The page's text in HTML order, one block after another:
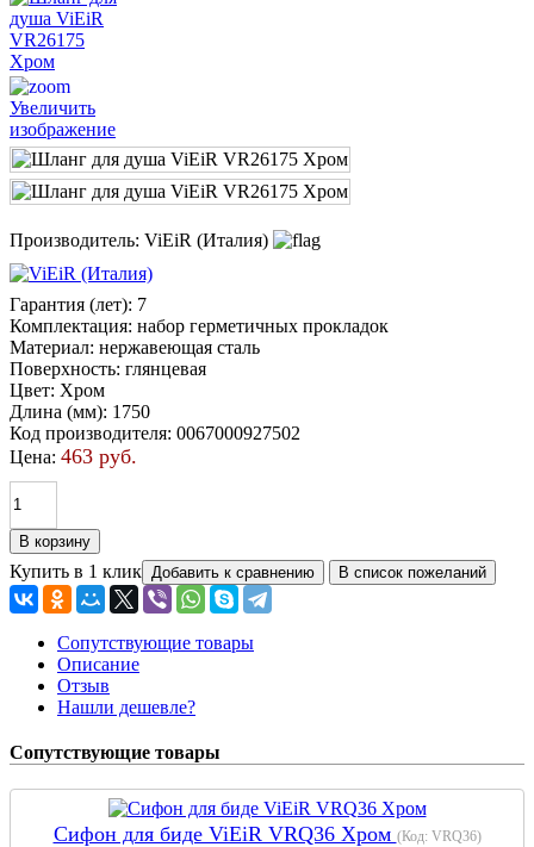
Увеличить
изображение
Производитель: ViEiR (Италия)
Гарантия (лет): 7
Комплектация: набор герметичных прокладок
Материал: нержавеющая сталь
Поверхность: глянцевая
Цвет: Хром
Длина (мм): 1750
Код производителя: 0067000927502
Цена: 463 руб.
Купить в 1 клик
Сопутствующие товары
Описание
Отзыв
Нашли дешевле?
Сопутствующие товары
Сифон для биде ViEiR VRQ36 Хром (Код: VRQ36)